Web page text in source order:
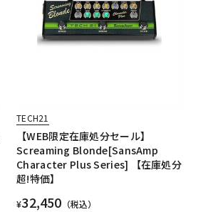
TECH21
【WEB限定在庫処分セール】
Screaming Blonde[SansAmp
Character Plus Series] 【在庫処分
超!特価】
¥32,450 （税込）